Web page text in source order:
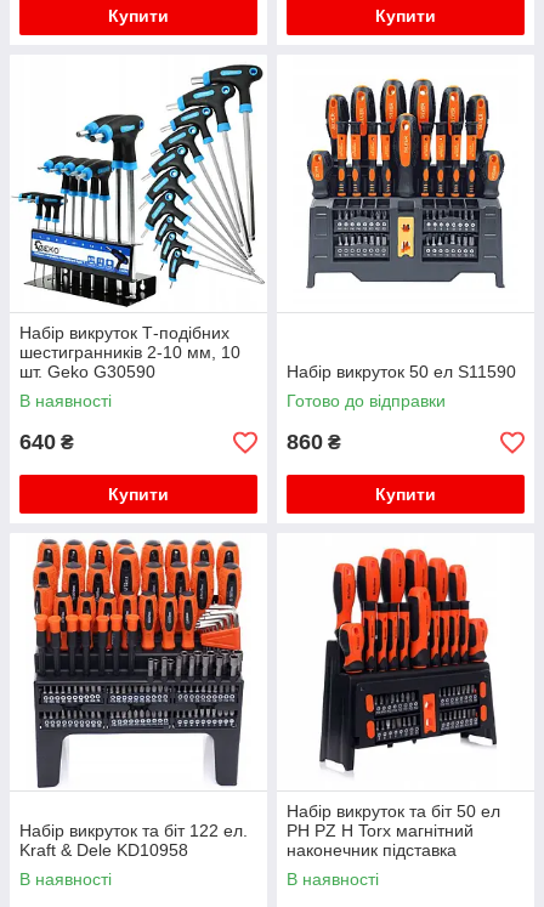
Купити Купити
Набір викруток Т-подібних
шестигранників 2-10 мм, 10
шт. Geko G30590
В наявності
640 ₴
Купити
Набір викруток 50 ел S11590
Готово до відправки
860 ₴
Купити
Набір викруток та біт 122 ел.
Kraft & Dele KD10958
В наявності
Набір викруток та біт 50 ел
PH PZ H Torx магнітний
наконечник підставка
Kraft&Dele KD10950
В наявності